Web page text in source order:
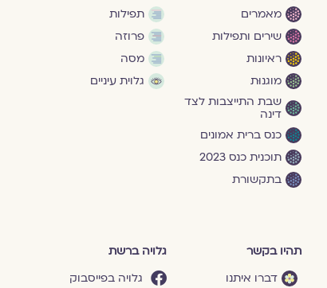
מאמרים
שירים ותפילות
ראיונות
מוגנוּת
שבת התייצבות לצד
דינה
כנס ברית אמונים
תוכנית כנס 2023
בתקשורת
תפילות
פרוזה
מסה
גלוית עיניים
תהיו בקשר
דברו איתנו
גלויה ברשת
גלויה בפייסבוק